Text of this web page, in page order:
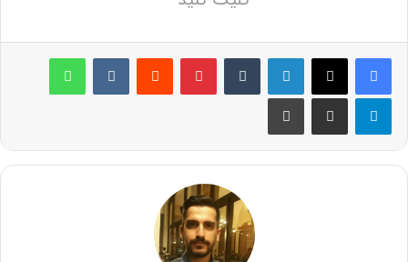
لینکدین ‫تامبلر پینترست‫رددیت ‫VKontakteواتس آپ
تلگرام اشتراک گذاری از طریق ایمیل چاپ